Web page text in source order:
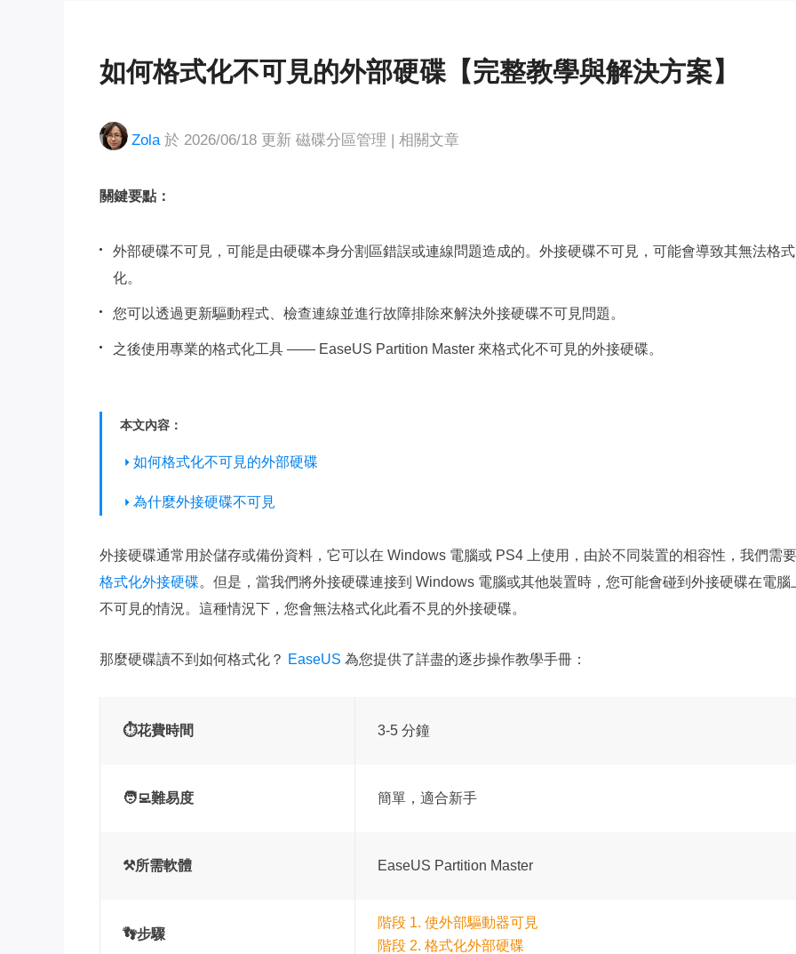
EDB 資料還原 & 修復
如何格式化不可見的外部硬碟【完整教學與解決方案】
Zola於 2026/06/18 更新 磁碟分區管理 | 相關文章
關鍵要點：
外部硬碟不可見，可能是由硬碟本身分割區錯誤或連線問題造成的。外接硬碟不可見，可能會導致其無法格式
化。
您可以透過更新驅動程式、檢查連線並進行故障排除來解決外接硬碟不可見問題。
之後使用專業的格式化工具 —— EaseUS Partition Master 來格式化不可見的外接硬碟。
本文內容：
如何格式化不可見的外部硬碟
為什麼外接硬碟不可見
外接硬碟通常用於儲存或備份資料，它可以在 Windows 電腦或 PS4 上使用，由於不同裝置的相容性，我們需要
格式化外接硬碟。但是，當我們將外接硬碟連接到 Windows 電腦或其他裝置時，您可能會碰到外接硬碟在電腦
不可見的情況。這種情況下，您會無法格式化此看不見的外接硬碟。
那麼硬碟讀不到如何格式化？ EaseUS 為您提供了詳盡的逐步操作教學手冊：
⏱️花費時間 3-5 分鐘
🧑‍💻難易度 簡單，適合新手
⚒️所需軟體 EaseUS Partition Master
👣步驟
階段 1. 使外部驅動器可見
階段 2. 格式化外部硬碟